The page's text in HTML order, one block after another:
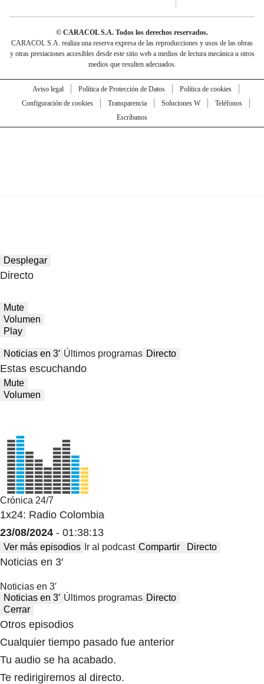
© CARACOL S.A. Todos los derechos reservados.
CARACOL S.A. realiza una reserva expresa de las reproducciones y usos de las obras
y otras prestaciones accesibles desde este sitio web a medios de lectura mecánica u otros
medios que resulten adecuados.
Aviso legal Política de Protección de Datos
Política de cookies
Configuración de cookies
Transparencia Soluciones W
Teléfonos
Escríbanos
Desplegar
Directo
Mute
Volumen
Play
Noticias en 3′ Últimos programas Directo
Estas escuchando
Mute
Volumen
Crónica 24/7
1x24: Radio Colombia
23/08/2024 - 01:38:13
Ver más episodios Ir al podcast Compartir Directo
Noticias en 3′
Noticias en 3′
Noticias en 3′ Últimos programas Directo
Cerrar
Otros episodios
Cualquier tiempo pasado fue anterior
Tu audio se ha acabado.
Te redirigiremos al directo.